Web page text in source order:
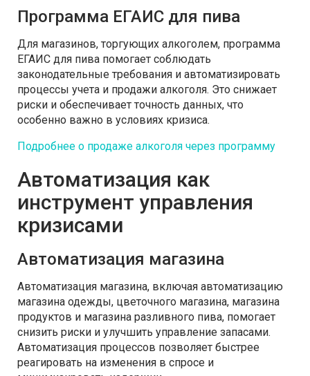
Программа ЕГАИС для пива
Для магазинов, торгующих алкоголем, программа
ЕГАИС для пива помогает соблюдать
законодательные требования и автоматизировать
процессы учета и продажи алкоголя. Это снижает
риски и обеспечивает точность данных, что
особенно важно в условиях кризиса.
Подробнее о продаже алкоголя через программу
Автоматизация как
инструмент управления
кризисами
Автоматизация магазина
Автоматизация магазина, включая автоматизацию
магазина одежды, цветочного магазина, магазина
продуктов и магазина разливного пива, помогает
снизить риски и улучшить управление запасами.
Автоматизация процессов позволяет быстрее
реагировать на изменения в спросе и